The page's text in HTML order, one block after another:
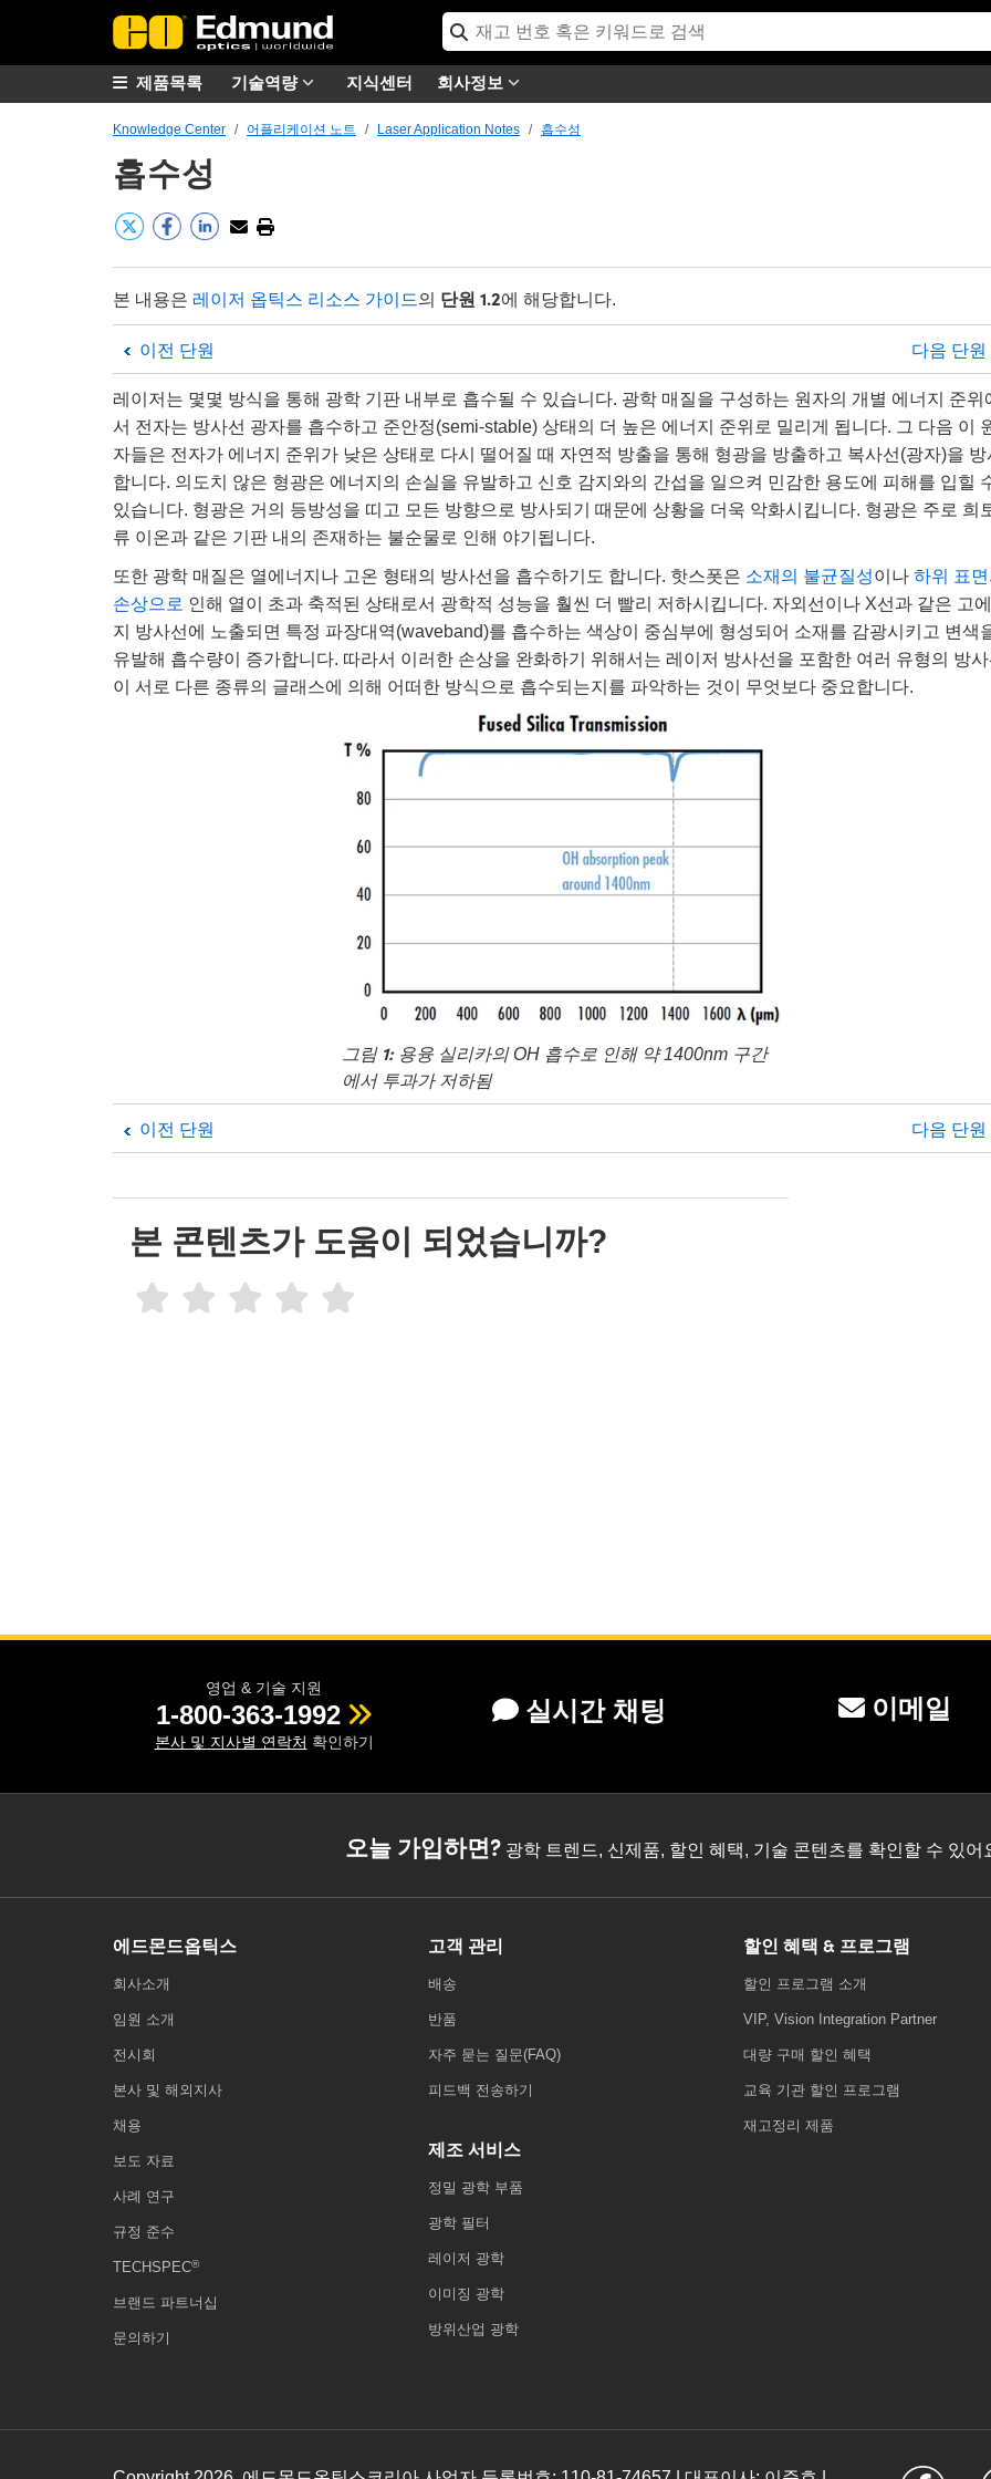
기술역량 지식센터 회사정보
제품목록
Knowledge Center 어플리케이션 노트 Laser Application Notes 흡수성
흡수성
본 내용은 레이저 옵틱스 리소스 가이드의 단원 1.2에 해당합니다.
이전 단원 다음 단원
레이저는 몇몇 방식을 통해 광학 기판 내부로 흡수될 수 있습니다. 광학 매질을 구성하는 원자의 개별 에너지 준위
서 전자는 방사선 광자를 흡수하고 준안정(semi-stable) 상태의 더 높은 에너지 준위로 밀리게 됩니다. 그 다음 이
자들은 전자가 에너지 준위가 낮은 상태로 다시 떨어질 때 자연적 방출을 통해 형광을 방출하고 복사선(광자)을 방
합니다. 의도치 않은 형광은 에너지의 손실을 유발하고 신호 감지와의 간섭을 일으켜 민감한 용도에 피해를 입힐
있습니다. 형광은 거의 등방성을 띠고 모든 방향으로 방사되기 때문에 상황을 더욱 악화시킵니다. 형광은 주로 희
류 이온과 같은 기판 내의 존재하는 불순물로 인해 야기됩니다.
또한 광학 매질은 열에너지나 고온 형태의 방사선을 흡수하기도 합니다. 핫스폿은 소재의 불균질성이나 하위 표면
손상으로 인해 열이 초과 축적된 상태로서 광학적 성능을 훨씬 더 빨리 저하시킵니다. 자외선이나 X선과 같은 고
지 방사선에 노출되면 특정 파장대역(waveband)를 흡수하는 색상이 중심부에 형성되어 소재를 감광시키고 변색
유발해 흡수량이 증가합니다. 따라서 이러한 손상을 완화하기 위해서는 레이저 방사선을 포함한 여러 유형의 방사
이 서로 다른 종류의 글래스에 의해 어떠한 방식으로 흡수되는지를 파악하는 것이 무엇보다 중요합니다.
그림 1: 용융 실리카의 OH 흡수로 인해 약 1400nm 구간
에서 투과가 저하됨
이전 단원 다음 단원
본 콘텐츠가 도움이 되었습니까?
영업 & 기술 지원
1-800-363-1992
본사 및 지사별 연락처 확인하기
실시간 채팅 이메일
오늘 가입하면?광학 트렌드, 신제품, 할인 혜택, 기술 콘텐츠를 확인할 수 있어
에드몬드옵틱스
회사소개
임원 소개
전시회
본사 및 해외지사
채용
보도 자료
사례 연구
규정 준수
TECHSPEC®
브랜드 파트너십
문의하기
고객 관리
배송
반품
자주 묻는 질문(FAQ)
피드백 전송하기
제조 서비스
정밀 광학 부품
광학 필터
레이저 광학
이미징 광학
방위산업 광학
할인 혜택 & 프로그램
할인 프로그램 소개
VIP, Vision Integration Partner
대량 구매 할인 혜택
교육 기관 할인 프로그램
재고정리 제품